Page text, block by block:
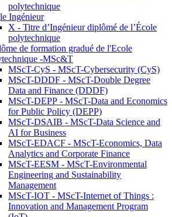
polytechnique
Ingénieur
X - Titre d’Ingénieur diplômé de l’École
polytechnique
de formation gradué de l'Ecole
-MSc&T
MScT-CyS - MScT-Cybersecurity (CyS)
MScT-DDDF - MScT-Double Degree
Data and Finance (DDDF)
MScT-DEPP - MScT-Data and Economics
for Public Policy (DEPP)
MScT-DSAIB - MScT-Data Science and
AI for Business
MScT-EDACF - MScT-Economics, Data
Analytics and Corporate Finance
MScT-EESM - MScT-Environmental
Engineering and Sustainability
Management
MScT-IOT - MScT-Internet of Things :
Innovation and Management Program